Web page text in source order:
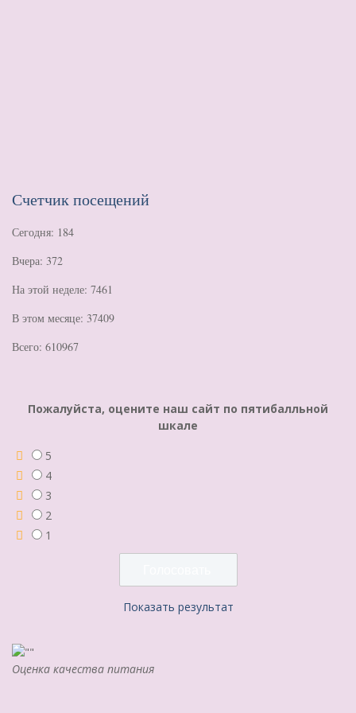
Счетчик посещений
Сегодня: 184
Вчера: 372
На этой неделе: 7461
В этом месяце: 37409
Всего: 610967
Пожалуйста, оцените наш сайт по пятибалльной
шкале
5
4
3
2
1
Показать результат
Оценка качества питания